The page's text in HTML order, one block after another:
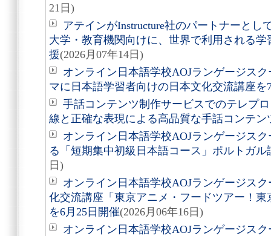
21日)
アテインがInstructure社のパートナーとし
大学・教育機関向けに、世界で利用される
援(2026月07年14日)
オンライン日本語学校AOJランゲージス
マに日本語学習者向けの日本文化交流講座を
手話コンテンツ制作サービスでのテレプ
線と正確な表現による高品質な手話コンテン
オンライン日本語学校AOJランゲージス
る「短期集中初級日本語コース」ポルトガル
日)
オンライン日本語学校AOJランゲージス
化交流講座「東京アニメ・フードツアー！
を6月25日開催(2026月06年16日)
オンライン日本語学校AOJランゲージス